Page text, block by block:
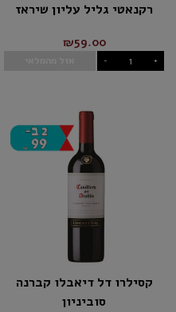
רקנאטי גליל עליון שיראז
₪59.00
- +
קסילרו דל דיאבלו קברנה
סוביניון